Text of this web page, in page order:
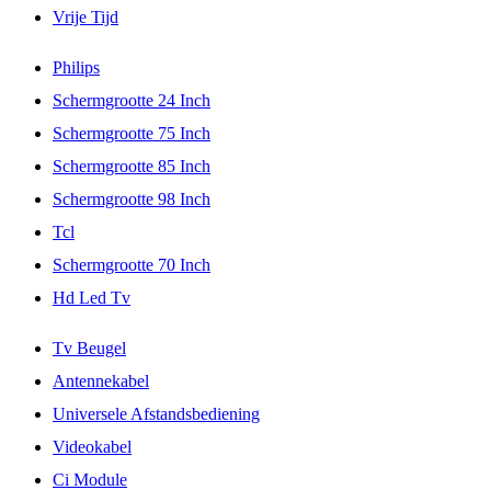
Vrije Tijd
Philips
Schermgrootte 24 Inch
Schermgrootte 75 Inch
Schermgrootte 85 Inch
Schermgrootte 98 Inch
Tcl
Schermgrootte 70 Inch
Hd Led Tv
Tv Beugel
Antennekabel
Universele Afstandsbediening
Videokabel
Ci Module